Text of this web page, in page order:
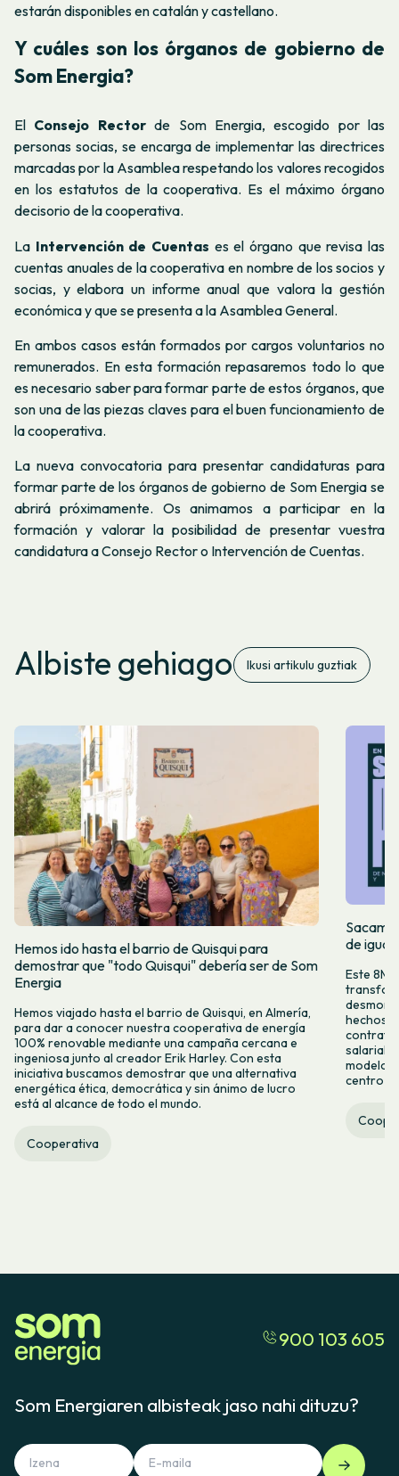
estarán disponibles en catalán y castellano.
Y cuáles son los órganos de gobierno de
Som Energia?
El Consejo Rectorde Som Energia, escogido por las
personas socias, se encarga de implementar las directrices
marcadas por la Asamblea respetando los valores recogidos
en los estatutos de la cooperativa. Es el máximo órgano
decisorio de la cooperativa.
La Intervención de Cuentas es el órgano que revisa las
cuentas anuales de la cooperativa en nombre de los socios y
socias, y elabora un informe anual que valora la gestión
económica y que se presenta a la Asamblea General.
En ambos casos están formados por cargos voluntarios no
remunerados. En esta formación repasaremos todo lo que
es necesario saber para formar parte de estos órganos, que
son una de las piezas claves para el buen funcionamiento de
la cooperativa.
La nueva convocatoria para presentar candidaturas para
formar parte de los órganos de gobierno de Som Energia se
abrirá próximamente. Os animamos a participar en la
formación y valorar la posibilidad de presentar vuestra
candidatura a Consejo Rector o Intervención de Cuentas.
Albiste gehiago Ikusi artikulu guztiak
Hemos ido hasta el barrio de Quisqui para
demostrar que "todo Quisqui" debería ser de Som
Energia
Hemos viajado hasta el barrio de Quisqui, en Almería,
para dar a conocer nuestra cooperativa de energía
100% renovable mediante una campaña cercana e
ingeniosa junto al creador Erik Harley. Con esta
iniciativa buscamos demostrar que una alternativa
energética ética, democrática y sin ánimo de lucro
está al alcance de todo el mundo.
Cooperativa
de
Este 8M,
hechos y
salarial y
modelo
centro
900 103 605
Som Energiaren albisteak jaso nahi dituzu?